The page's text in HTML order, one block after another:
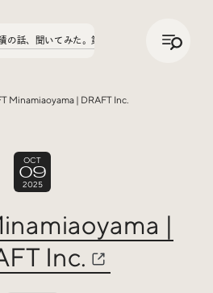
聞いてみた。第3弾、八文字学園70周年サイトが
JP
Minamiaoyama | DRAFT Inc.
OCT
09
2025
|
Inc.